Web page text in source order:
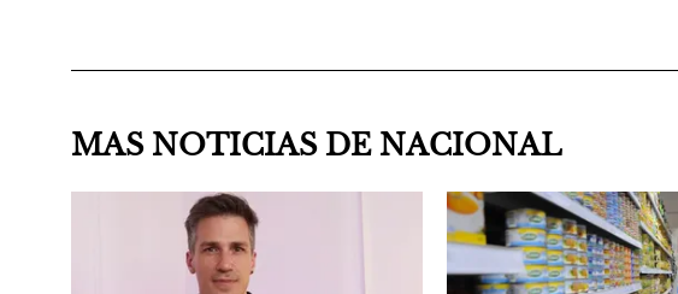
MAS NOTICIAS DE NACIONAL